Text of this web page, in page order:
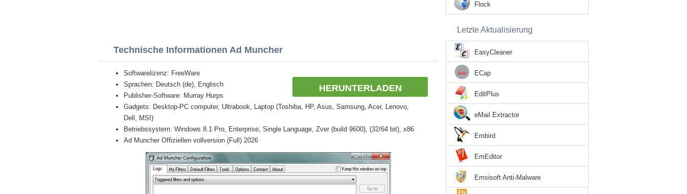
Technische Informationen Ad Muncher
HERUNTERLADEN
Softwarelizenz: FreeWare
Sprachen: Deutsch (de), Englisch
Publisher-Software: Murray Hurps
Gadgets: Desktop-PC computer, Ultrabook, Laptop (Toshiba, HP, Asus, Samsung, Acer, Lenovo,
Dell, MSI)
Betriebssystem: Windows 8.1 Pro, Enterprise, Single Language, Zver (build 9600), (32/64 bit), x86
Ad Muncher Offiziellen vollversion (Full) 2026
Flock
Letzte Aktualisierung
EasyCleaner
ECap
EditPlus
eMail Extractor
Embird
EmEditor
Emsisoft Anti-Malware